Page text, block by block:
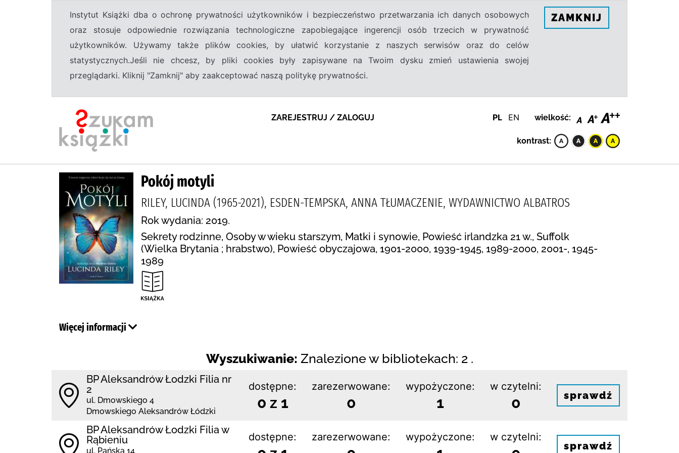
Instytut Książki dba o ochronę prywatności użytkowników i bezpieczeństwo przetwarzania ich danych osobowych
oraz stosuje odpowiednie rozwiązania technologiczne zapobiegające ingerencji osób trzecich w prywatność
użytkowników. Używamy także plików cookies, by ułatwić korzystanie z naszych serwisów oraz do celów
statystycznych.Jeśli nie chcesz, by pliki cookies były zapisywane na Twoim dysku zmień ustawienia swojej
przeglądarki. Kliknij "Zamknij" aby zaakceptować naszą politykę prywatności.
ZAMKNIJ
ZAREJESTRUJ / ZALOGUJ PL EN wielkość:
kontrast:
Pokój motyli
RILEY, LUCINDA (1965-2021), ESDEN-TEMPSKA, ANNA TŁUMACZENIE, WYDAWNICTWO ALBATROS
Rok wydania: 2019.
Sekrety rodzinne, Osoby w wieku starszym, Matki i synowie, Powieść irlandzka 21 w., Suffolk
(Wielka Brytania ; hrabstwo), Powieść obyczajowa, 1901-2000, 1939-1945, 1989-2000, 2001-, 1945-
1989
Więcej informacji
Wyszukiwanie: Znalezione w bibliotekach: 2 .
BP Aleksandrów Łodzki Filia nr
2
ul. Dmowskiego 4
Dmowskiego Aleksandrów Łódzki
dostępne:
0 z 1
zarezerwowane:
0
wypożyczone:
1
w czytelni:
0 sprawdź
BP Aleksandrów Łodzki Filia w
Rąbieniu
ul. Pańska 14
dostępne: zarezerwowane: wypożyczone: w czytelni:
sprawdź